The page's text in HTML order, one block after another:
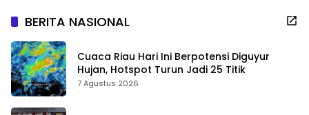
BERITA NASIONAL
Cuaca Riau Hari Ini Berpotensi Diguyur
Hujan, Hotspot Turun Jadi 25 Titik
7 Agustus 2026